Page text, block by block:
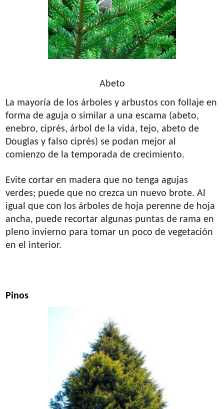
Abeto
La mayoría de los árboles y arbustos con follaje en
forma de aguja o similar a una escama (abeto,
enebro, ciprés, árbol de la vida, tejo, abeto de
Douglas y falso ciprés) se podan mejor al
comienzo de la temporada de crecimiento.
Evite cortar en madera que no tenga agujas
verdes; puede que no crezca un nuevo brote. Al
igual que con los árboles de hoja perenne de hoja
ancha, puede recortar algunas puntas de rama en
pleno invierno para tomar un poco de vegetación
en el interior.
Pinos